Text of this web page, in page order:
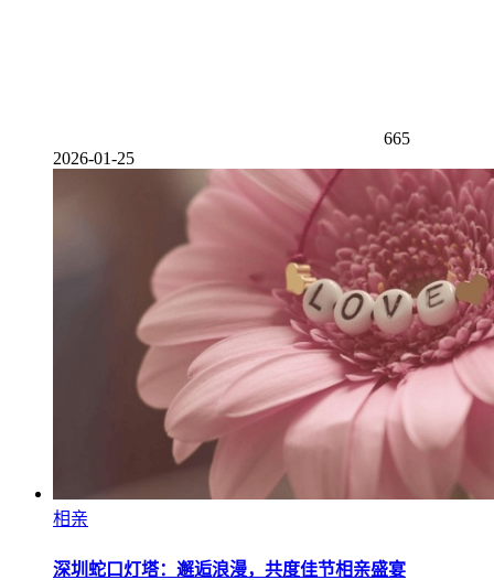
665
2026-01-25
相亲
深圳蛇口灯塔：邂逅浪漫，共度佳节相亲盛宴